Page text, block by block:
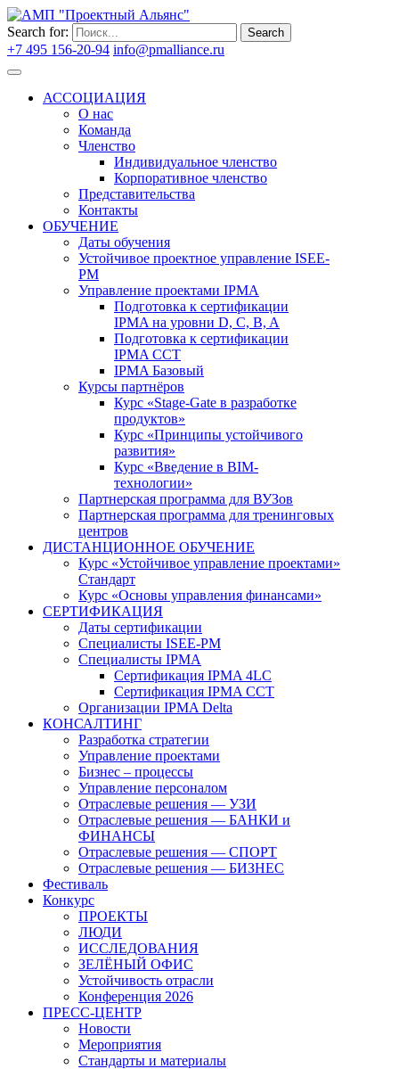
Search for: Search
+7 495 156-20-94 info@pmalliance.ru
АССОЦИАЦИЯ
О нас
Команда
Членство
Индивидуальное членство
Корпоративное членство
Представительства
Контакты
ОБУЧЕНИЕ
Даты обучения
Устойчивое проектное управление ISEE-
PM
Управление проектами IPMA
Подготовка к сертификации
IPMA на уровни D, C, B, A
Подготовка к сертификации
IPMA CCT
IPMA Базовый
Курсы партнёров
Курс «Stage-Gate в разработке
продуктов»
Курс «Принципы устойчивого
развития»
Курс «Введение в BIM-
технологии»
Партнерская программа для ВУЗов
Партнерская программа для тренинговых
центров
ДИСТАНЦИОННОЕ ОБУЧЕНИЕ
Курс «Устойчивое управление проектами»
Стандарт
Курс «Основы управления финансами»
СЕРТИФИКАЦИЯ
Даты сертификации
Специалисты ISEE-PM
Специалисты IPMA
Сертификация IPMA 4LC
Сертификация IPMA CCT
Организации IPMA Delta
КОНСАЛТИНГ
Разработка стратегии
Управление проектами
Бизнес – процессы
Управление персоналом
Отраслевые решения — УЗИ
Отраслевые решения — БАНКИ и
ФИНАНСЫ
Отраслевые решения — СПОРТ
Отраслевые решения — БИЗНЕС
Фестиваль
Конкурс
ПРОЕКТЫ
ЛЮДИ
ИССЛЕДОВАНИЯ
ЗЕЛЁНЫЙ ОФИС
Устойчивость отрасли
Конференция 2026
ПРЕСС-ЦЕНТР
Новости
Мероприятия
Стандарты и материалы